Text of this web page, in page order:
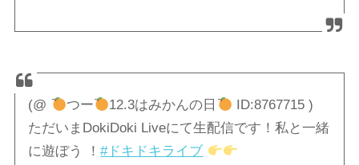
(@ つー 12.3はみかんの日
ID:8767715 )
ただいまDokiDoki Liveにて生配信です！私と一緒
に遊ぼう ！#ドキドキライブ